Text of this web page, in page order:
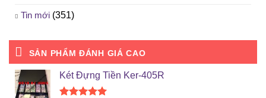
Tin mới (351)
SẢN PHẨM ĐÁNH GIÁ CAO
Két Đựng Tiền Ker-405R